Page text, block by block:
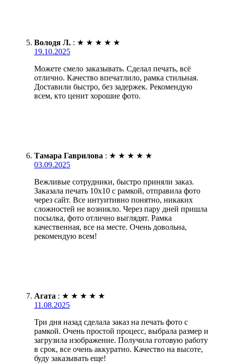
Володя Л. : ★ ★ ★ ★ ★
19.10.2025
Можете смело заказывать. Сделал печать, всё
отлично. Качество впечатлило, рамка стильная.
Доставили быстро, без задержек. Рекомендую
всем, кто ценит хорошие фото.
Тамара Гаврилова : ★ ★ ★ ★ ★
03.09.2025
Вежливые сотрудники, быстро приняли заказ.
Заказала печать 10х10 с рамкой, отправила фото
через сайт. Все интуитивно понятно, никаких
сложностей не возникло. Через пару дней пришла
посылка, фото отлично выглядят. Рамка
качественная, все на месте. Очень довольна,
рекомендую всем!
Агата : ★ ★ ★ ★ ★
11.08.2025
Три дня назад сделала заказ на печать фото с
рамкой. Очень простой процесс, выбрала размер и
загрузила изображение. Получила готовую работу
в срок, все очень аккуратно. Качество на высоте,
буду заказывать еще!